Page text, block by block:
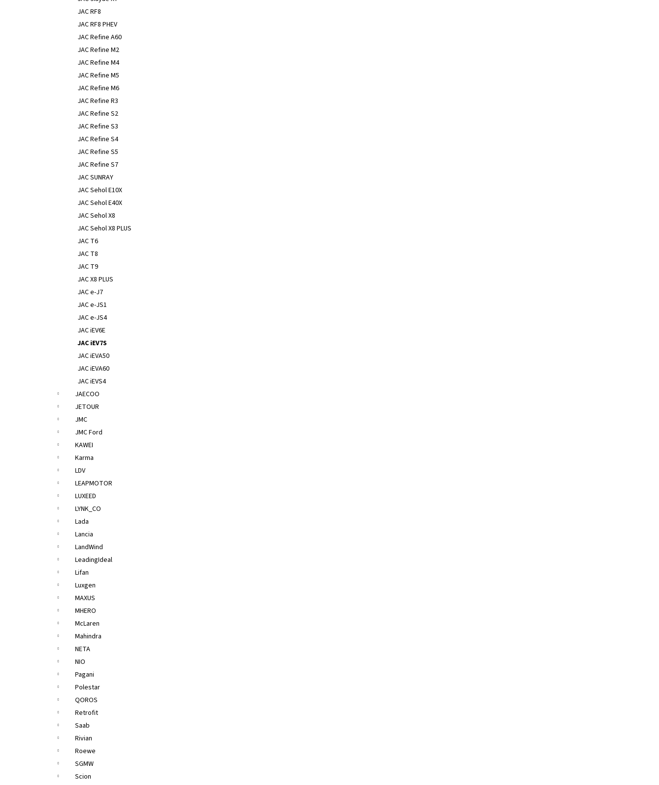
JAC RF8
JAC RF8 PHEV
JAC Refine A60
JAC Refine M2
JAC Refine M4
JAC Refine M5
JAC Refine M6
JAC Refine R3
JAC Refine S2
JAC Refine S3
JAC Refine S4
JAC Refine S5
JAC Refine S7
JAC SUNRAY
JAC Sehol E10X
JAC Sehol E40X
JAC Sehol X8
JAC Sehol X8 PLUS
JAC T6
JAC T8
JAC T9
JAC X8 PLUS
JAC e-J7
JAC e-JS1
JAC e-JS4
JAC iEV6E
JAC iEV7S
JAC iEVA50
JAC iEVA60
JAC iEVS4
JAECOO
JETOUR
JMC
JMC Ford
KAWEI
Karma
LDV
LEAPMOTOR
LUXEED
LYNK_CO
Lada
Lancia
LandWind
LeadingIdeal
Lifan
Luxgen
MAXUS
MHERO
McLaren
Mahindra
NETA
NIO
Pagani
Polestar
QOROS
Retrofit
Saab
Rivian
Roewe
SGMW
Scion